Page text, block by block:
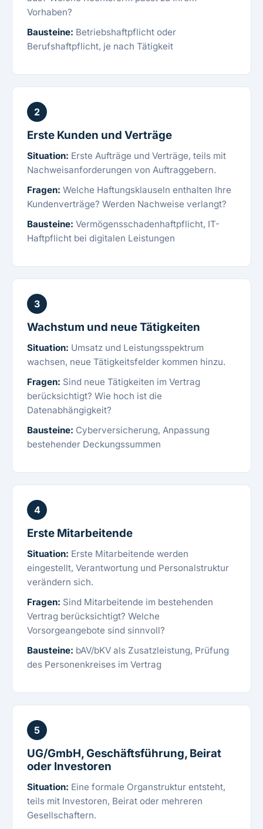
Vorhaben?
Bausteine: Betriebshaftpflicht oder
Berufshaftpflicht, je nach Tätigkeit
2
Erste Kunden und Verträge
Situation: Erste Aufträge und Verträge, teils mit
Nachweisanforderungen von Auftraggebern.
Fragen: Welche Haftungsklauseln enthalten Ihre
Kundenverträge? Werden Nachweise verlangt?
Bausteine: Vermögensschadenhaftpflicht, IT-
Haftpflicht bei digitalen Leistungen
3
Wachstum und neue Tätigkeiten
Situation: Umsatz und Leistungsspektrum
wachsen, neue Tätigkeitsfelder kommen hinzu.
Fragen: Sind neue Tätigkeiten im Vertrag
berücksichtigt? Wie hoch ist die
Datenabhängigkeit?
Bausteine: Cyberversicherung, Anpassung
bestehender Deckungssummen
4
Erste Mitarbeitende
Situation: Erste Mitarbeitende werden
eingestellt, Verantwortung und Personalstruktur
verändern sich.
Fragen: Sind Mitarbeitende im bestehenden
Vertrag berücksichtigt? Welche
Vorsorgeangebote sind sinnvoll?
Bausteine: bAV/bKV als Zusatzleistung, Prüfung
des Personenkreises im Vertrag
5
UG/GmbH, Geschäftsführung, Beirat
oder Investoren
Situation: Eine formale Organstruktur entsteht,
teils mit Investoren, Beirat oder mehreren
Gesellschaftern.